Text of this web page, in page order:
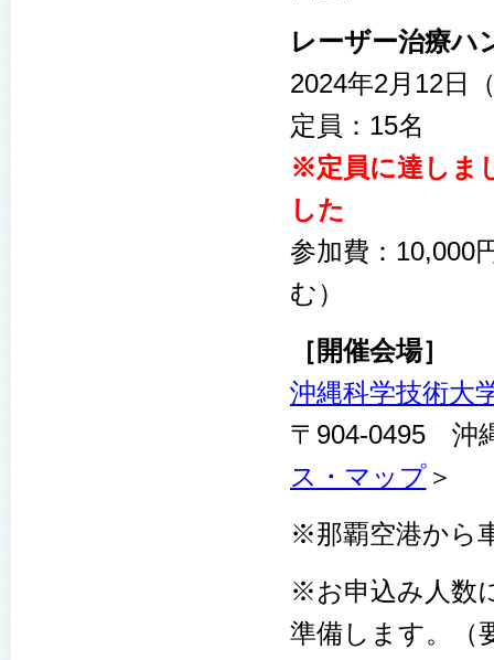
レーザー治療ハ
2024年2月12日
定員：15名
※定員に達しま
した
参加費：10,000
む）
［開催会場］
沖縄科学技術大
〒904-0495 沖
ス・マップ＞
※那覇空港から
※お申込み人数
準備します。（